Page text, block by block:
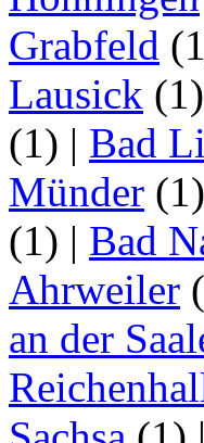
Grabfeld
Lausick (1)
(1) | Bad
Münder (1)
(1) | Bad
Ahrweiler
an der